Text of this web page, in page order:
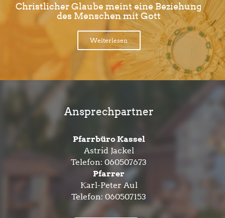
Christlicher Glaube meint eine Beziehung
des Menschen mit Gott
Weiterlesen
Ansprechpartner
Pfarrbüro Kassel
Astrid Jackel
Telefon: 060507673
Pfarrer
Karl-Peter Aul
Telefon: 060507153